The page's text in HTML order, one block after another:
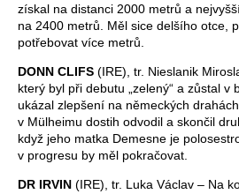
získal na distanci 2000 metrů a
na 2400 metrů. Měl sice delšího otce,
potřebovat více metrů.
DONN CLIFS (IRE), tr. Nieslanik
který byl při debutu „zelený“ a zůstal v
ukázal zlepšení na německých
v Mülheimu dostih odvodil a skončil
když jeho matka Demesne je
v progresu by měl pokračovat.
DR IRVIN (IRE), tr. Luka Václav – Na